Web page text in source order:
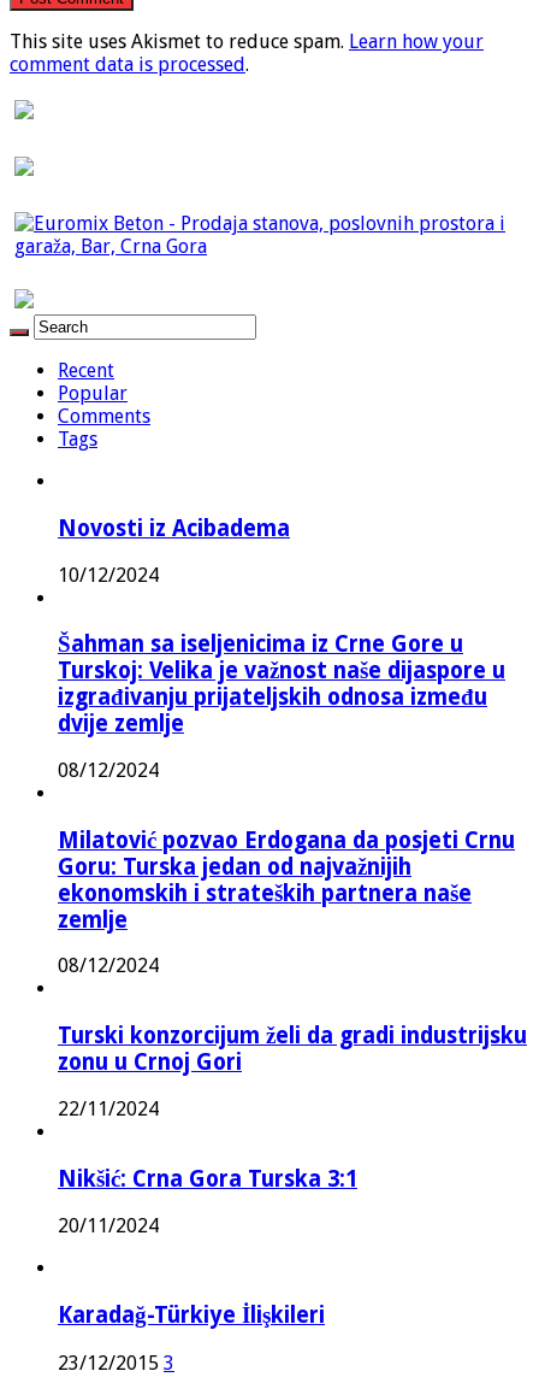
This site uses Akismet to reduce spam. Learn how your
comment data is processed.
Recent
Popular
Comments
Tags
Novosti iz Acibadema
10/12/2024
Šahman sa iseljenicima iz Crne Gore u
Turskoj: Velika je važnost naše dijaspore u
izgrađivanju prijateljskih odnosa između
dvije zemlje
08/12/2024
Milatović pozvao Erdogana da posjeti Crnu
Goru: Turska jedan od najvažnijih
ekonomskih i strateških partnera naše
zemlje
08/12/2024
Turski konzorcijum želi da gradi industrijsku
zonu u Crnoj Gori
22/11/2024
Nikšić: Crna Gora Turska 3:1
20/11/2024
Karadağ-Türkiye İlişkileri
23/12/2015 3